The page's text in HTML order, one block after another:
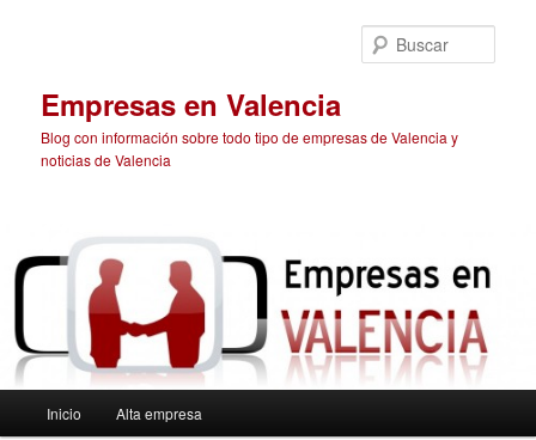
Empresas en Valencia
Blog con información sobre todo tipo de empresas de Valencia y
noticias de Valencia
principal
Inicio Alta empresa